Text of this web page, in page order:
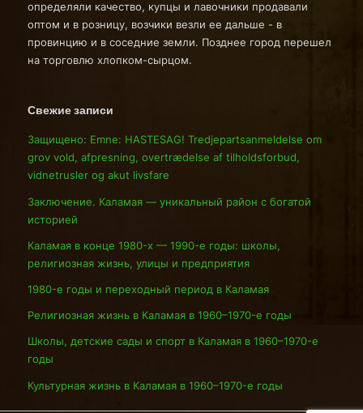
определяли качество, купцы и лавочники продавали
оптом и в розницу, возчики везли ее дальше - в
провинцию и в соседние земли. Позднее город перешел
на торговлю хлопком-сырцом.
Свежие записи
Защищено: Emne: HASTESAG! Tredjepartsanmeldelse om
grov vold, afpresning, overtrædelse af tilholdsforbud,
vidnetrusler og akut livsfare
Заключение. Каламая — уникальный район с богатой
историей
Каламая в конце 1980-х — 1990-е годы: школы,
религиозная жизнь, улицы и предприятия
1980-е годы и переходный период в Каламая
Религиозная жизнь в Каламая в 1960–1970-е годы
Школы, детские сады и спорт в Каламая в 1960–1970-е
годы
Культурная жизнь в Каламая в 1960–1970-е годы